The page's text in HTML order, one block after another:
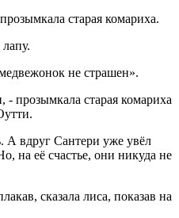
старая комариха.
не страшен».
- прозымкала старая комариха
А вдруг Сантери уже увёл
на её счастье, они никуда не
сказала лиса, показав на